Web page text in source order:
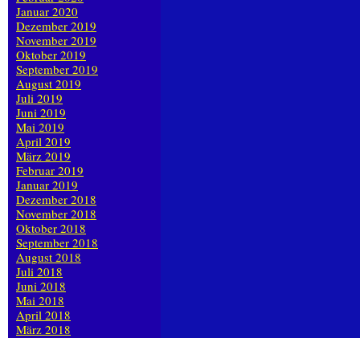
Januar 2020
Dezember 2019
November 2019
Oktober 2019
September 2019
August 2019
Juli 2019
Juni 2019
Mai 2019
April 2019
März 2019
Februar 2019
Januar 2019
Dezember 2018
November 2018
Oktober 2018
September 2018
August 2018
Juli 2018
Juni 2018
Mai 2018
April 2018
März 2018